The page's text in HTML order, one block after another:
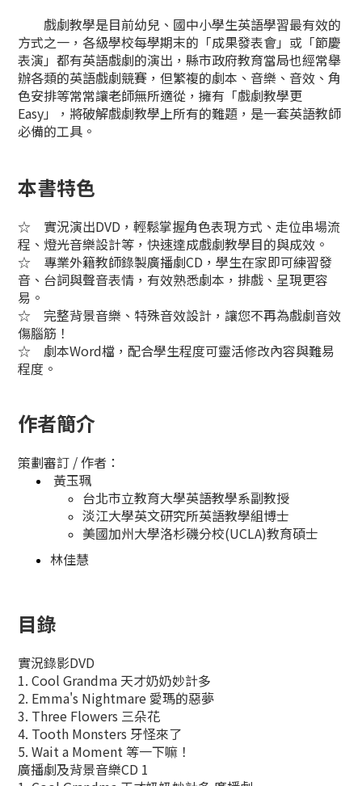
戲劇教學是目前幼兒、國中小學生英語學習最有效的
方式之一，各級學校每學期末的「成果發表會」或「節慶
表演」都有英語戲劇的演出，縣市政府教育當局也經常舉
辦各類的英語戲劇競賽，但繁複的劇本、音樂、音效、角
色安排等常常讓老師無所適從，擁有「戲劇教學更
Easy」，將破解戲劇教學上所有的難題，是一套英語教師
必備的工具。
本書特色
☆ 實況演出DVD，輕鬆掌握角色表現方式、走位串場流
程、燈光音樂設計等，快速達成戲劇教學目的與成效。
☆ 專業外籍教師錄製廣播劇CD，學生在家即可練習發
音、台詞與聲音表情，有效熟悉劇本，排戲、呈現更容
易。
☆ 完整背景音樂、特殊音效設計，讓您不再為戲劇音效
傷腦筋！
☆ 劇本Word檔，配合學生程度可靈活修改內容與難易
程度。
作者簡介
策劃審訂 / 作者：
黃玉珮
台北市立教育大學英語教學系副教授
淡江大學英文研究所英語教學組博士
美國加州大學洛杉磯分校(UCLA)教育碩士
林佳慧
目錄
實況錄影DVD
1. Cool Grandma 天才奶奶妙計多
2. Emma's Nightmare 愛瑪的惡夢
3. Three Flowers 三朵花
4. Tooth Monsters 牙怪來了
5. Wait a Moment 等一下嘛！
廣播劇及背景音樂CD 1